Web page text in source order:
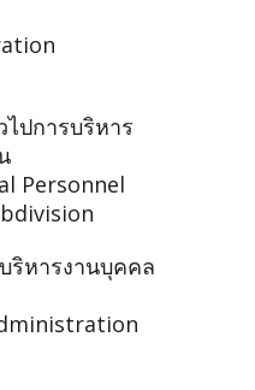
ปการบริหาร
Personnel
ริหารงานบุคคล